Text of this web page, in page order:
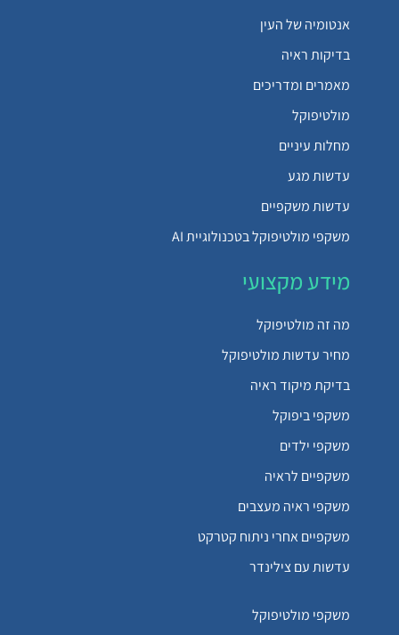
אנטומיה של העין
בדיקות ראיה
מאמרים ומדריכים
מולטיפוקל
מחלות עיניים
עדשות מגע
עדשות משקפיים
משקפי מולטיפוקל בטכנולוגיית AI
מידע מקצועי
מה זה מולטיפוקל
מחיר עדשות מולטיפוקל
בדיקת מיקוד ראיה
משקפי ביפוקל
משקפי ילדים
משקפיים לראיה
משקפי ראיה מעצבים
משקפיים אחרי ניתוח קטרקט
עדשות עם צילינדר
משקפי מולטיפוקל